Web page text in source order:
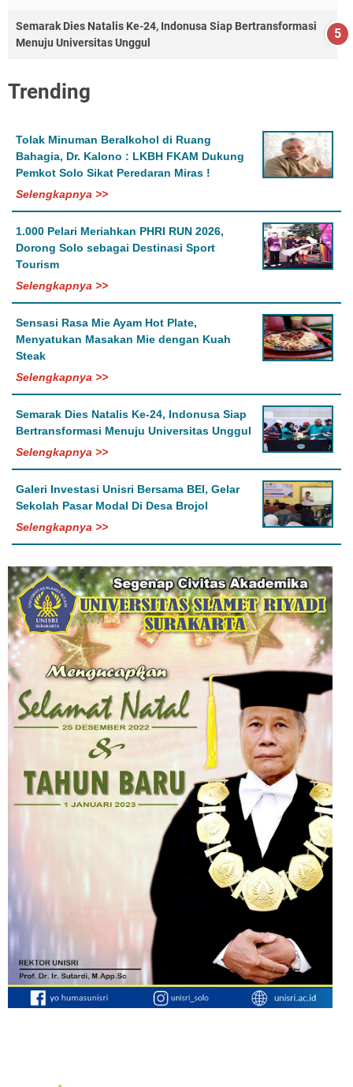
Semarak Dies Natalis Ke-24, Indonusa Siap Bertransformasi
Menuju Universitas Unggul
Trending
Tolak Minuman Beralkohol di Ruang
Bahagia, Dr. Kalono : LKBH FKAM Dukung
Pemkot Solo Sikat Peredaran Miras !
Selengkapnya >>
1.000 Pelari Meriahkan PHRI RUN 2026,
Dorong Solo sebagai Destinasi Sport
Tourism
Selengkapnya >>
Sensasi Rasa Mie Ayam Hot Plate,
Menyatukan Masakan Mie dengan Kuah
Steak
Selengkapnya >>
Semarak Dies Natalis Ke-24, Indonusa Siap
Bertransformasi Menuju Universitas Unggul
Selengkapnya >>
Galeri Investasi Unisri Bersama BEI, Gelar
Sekolah Pasar Modal Di Desa Brojol
Selengkapnya >>